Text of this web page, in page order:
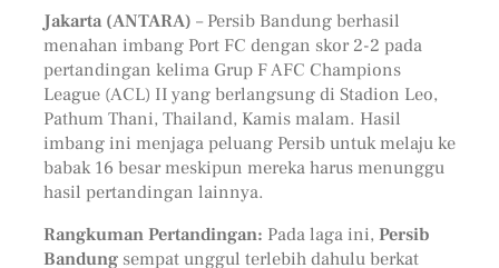
Jakarta (ANTARA) – Persib Bandung berhasil
menahan imbang Port FC dengan skor 2-2 pada
pertandingan kelima Grup F AFC Champions
League (ACL) II yang berlangsung di Stadion Leo,
Pathum Thani, Thailand, Kamis malam. Hasil
imbang ini menjaga peluang Persib untuk melaju ke
babak 16 besar meskipun mereka harus menunggu
hasil pertandingan lainnya.
Rangkuman Pertandingan: Pada laga ini, Persib
Bandungsempat unggul terlebih dahulu berkat